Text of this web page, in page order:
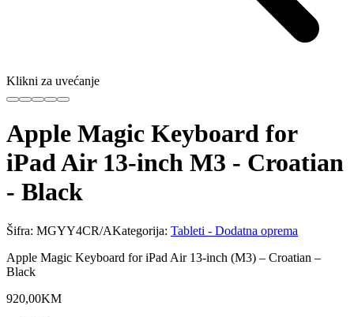
Klikni za uvećanje
Apple Magic Keyboard for
iPad Air 13-inch M3 - Croatian
- Black
Šifra: MGYY4CR/AKategorija: Tableti - Dodatna oprema
Apple Magic Keyboard for iPad Air 13-inch (M3) – Croatian –
Black
920,00KM